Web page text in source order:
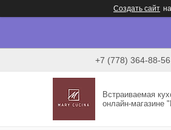
Создать сайт
+7 (778) 364-88-56
Встраиваемая
онлайн-магазине